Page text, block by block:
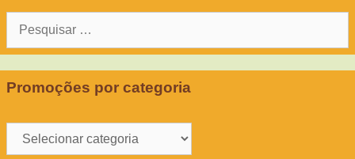
Pesquisar
Promoções por categoria
Promoções
por